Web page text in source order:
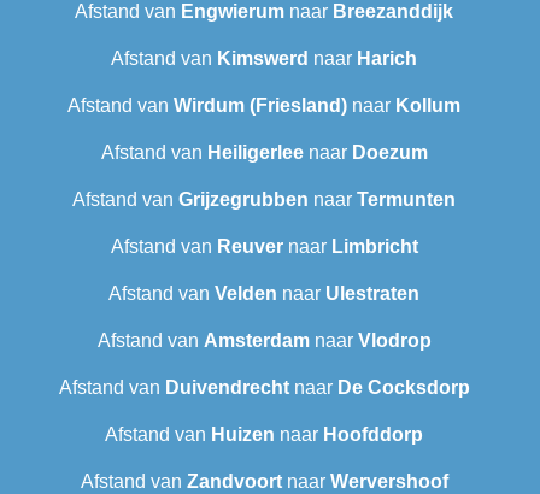
Afstand van Engwierum naar Breezanddijk
Afstand van Kimswerd naar Harich
Afstand van Wirdum (Friesland) naar Kollum
Afstand van Heiligerleenaar Doezum
Afstand van Grijzegrubben naar Termunten
Afstand van Reuvernaar Limbricht
Afstand van Velden naar Ulestraten
Afstand van Amsterdamnaar Vlodrop
Afstand van Duivendrechtnaar De Cocksdorp
Afstand van Huizen naar Hoofddorp
Afstand van Zandvoortnaar Wervershoof